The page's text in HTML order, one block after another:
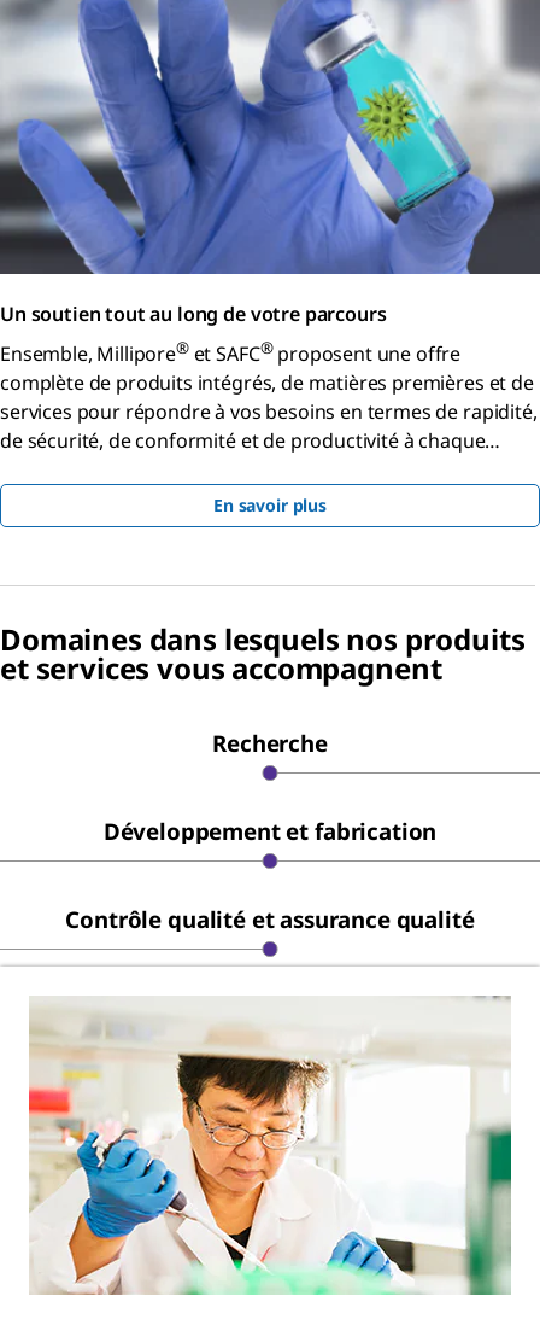
Un soutien tout au long de votre parcours
Ensemble, Millipore®et SAFC®proposent une offre
complète de produits intégrés, de matières premières et de
services pour répondre à vos besoins en termes de rapidité,
de sécurité, de conformité et de productivité à chaque
En savoir plus
Domaines dans lesquels nos produits
et services vous accompagnent
Recherche
Développement et fabrication
Contrôle qualité et assurance qualité